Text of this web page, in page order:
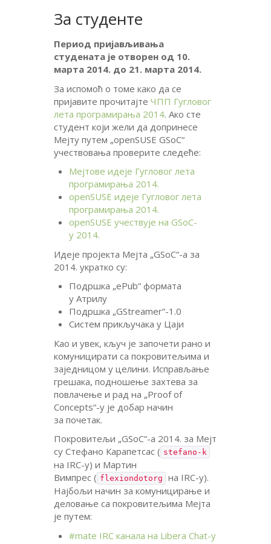
За студенте
Период пријављивања
студената је отворен од 10.
марта 2014. до 21. марта 2014.
За испомоћ о томе како да се
пријавите прочитајтеЧПП Гугловог
лета програмирања 2014. Ако сте
студент који жели да допринесе
Мејту путем „openSUSE GSoC“
учествовања проверите следеће:
Мејтове идеје Гугловог лета
програмирања 2014.
openSUSE идеје Гугловог лета
програмирања 2014.
openSUSE учествује на GSoC-
у 2014.
Идеје пројекта Мејта „GSoC“-а за
2014. укратко су:
Подршка „ePub“ формата
у Атрилу
Подршка „GStreamer“-1.0
Систем прикључака у Цаји
Као и увек, кључ је започети рано и
комуницирати са покровитељима и
заједницом у целини. Исправљање
грешака, подношење захтева за
повлачење и рад на „Proof of
Concepts“-у је добар начин
за почетак.
Покровитељи „GSoC“-а 2014. за Мејт
су Стефано Карапетсас ( stefano-k
на IRC-у) и Мартин
Вимпрес ( flexiondotorg на IRC-у).
Најбољи начин за комуницирање и
деловање са покровитељима Мејта
је путем:
#mate IRC канала на Libera Chat-у